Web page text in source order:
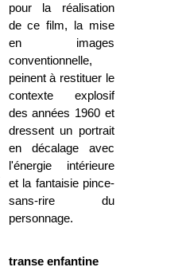
pour la réalisation
de ce film, la mise
en images
conventionnelle,
peinent à restituer le
contexte explosif
des années 1960 et
dressent un portrait
en décalage avec
l'énergie intérieure
et la fantaisie pince-
sans-rire du
personnage.
transe enfantine